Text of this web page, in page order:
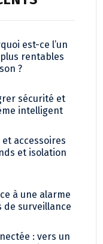
est-ce l’un
rentables
?
sécurité et
intelligent
accessoires
et isolation
à une alarme
de surveillance
: vers un